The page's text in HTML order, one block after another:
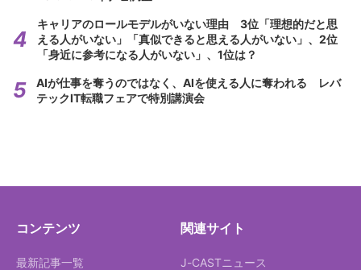
キャリアのロールモデルがいない理由 3位「理想的だと思
える人がいない」「真似できると思える人がいない」、2位
「身近に参考になる人がいない」、1位は？
AIが仕事を奪うのではなく、AIを使える人に奪われる レバ
テックIT転職フェアで特別講演会
コンテンツ
最新記事一覧
関連サイト
J-CASTニュース